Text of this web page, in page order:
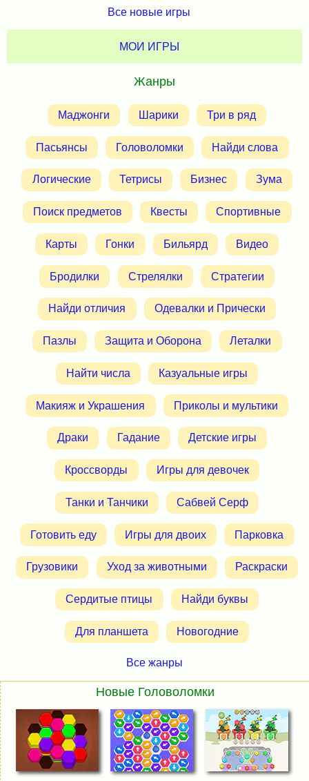
Все новые игры
МОИ ИГРЫ
Жанры
Маджонги Шарики Три в ряд
Пасьянсы Головоломки Найди слова
Логические Тетрисы Бизнес Зума
Поиск предметов Квесты Спортивные
Карты Гонки Бильярд Видео
Бродилки Стрелялки Стратегии
Найди отличия Одевалки и Прически
Пазлы Защита и Оборона Леталки
Найти числа Казуальные игры
Макияж и Украшения Приколы и мультики
Драки Гадание Детские игры
Кроссворды Игры для девочек
Танки и Танчики Сабвей Серф
Готовить еду Игры для двоих Парковка
Грузовики Уход за животными Раскраски
Сердитые птицы Найди буквы
Для планшета Новогодние
Все жанры
Новые Головоломки